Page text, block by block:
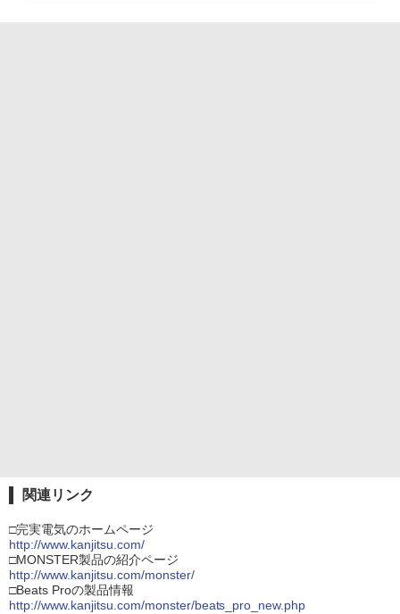
関連リンク
□完実電気のホームページ
http://www.kanjitsu.com/
□MONSTER製品の紹介ページ
http://www.kanjitsu.com/monster/
□Beats Proの製品情報
http://www.kanjitsu.com/monster/beats_pro_new.php